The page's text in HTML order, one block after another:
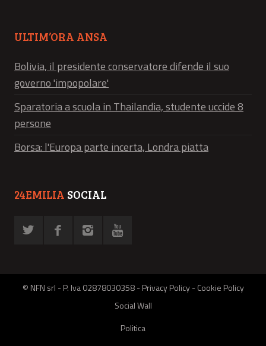
ULTIM’ORA ANSA
Bolivia, il presidente conservatore difende il suo
governo 'impopolare'
Sparatoria a scuola in Thailandia, studente uccide 8
persone
Borsa: l'Europa parte incerta, Londra piatta
24EMILIA SOCIAL
© NFN srl - P. Iva 02878030358 -Privacy Policy-Cookie Policy
Social Wall
Politica